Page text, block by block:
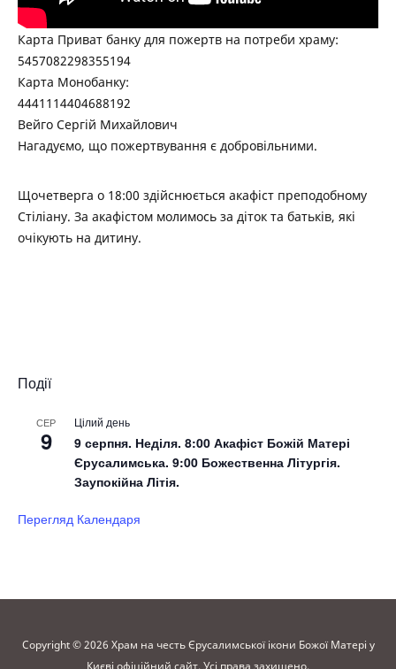
Карта Приват банку для пожертв на потреби храму:
5457082298355194
Карта Монобанку:
4441114404688192
Вейго Сергій Михайлович
Нагадуємо, що пожертвування є добровільними.
Щочетверга о 18:00 здійснюється акафіст преподобному
Стіліану. За акафістом молимось за діток та батьків, які
очікують на дитину.
Події
СЕР
9
Цілий день
9 серпня. Неділя. 8:00 Акафіст Божій Матері
Єрусалимська. 9:00 Божественна Літургія.
Заупокійна Літія.
Перегляд Календаря
Copyright © 2026 Храм на честь Єрусалимської ікони Божої Матері у
Києві офіційний сайт. Усі права захищено.